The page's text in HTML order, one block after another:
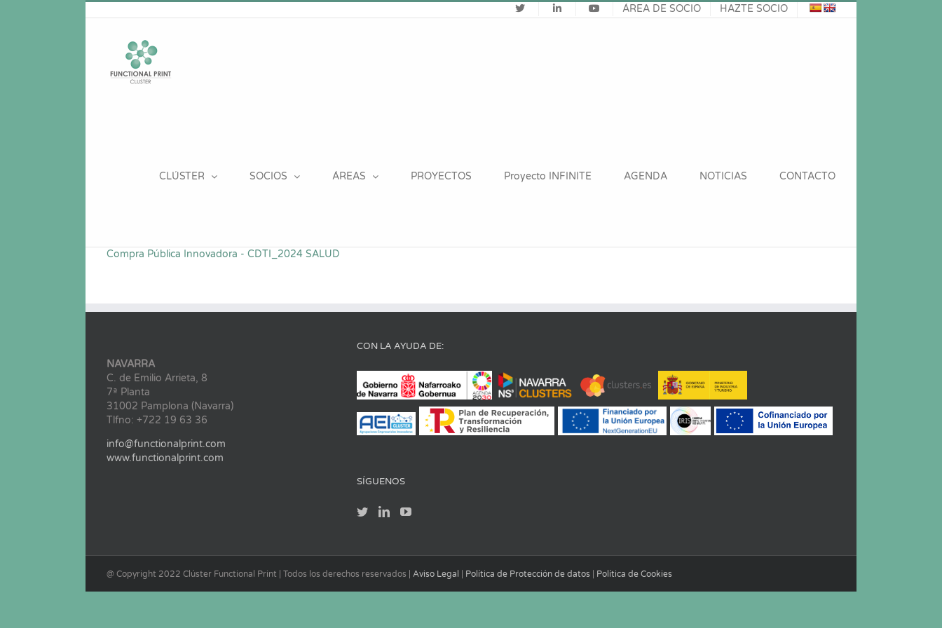
ÁREA DE SOCIO HAZTE SOCIO
CLÚSTER SOCIOS ÁREAS PROYECTOS Proyecto INFINITE AGENDA NOTICIAS CONTACTO
Compra Pública Innovadora - CDTI_2024 SALUD
NAVARRA
C. de Emilio Arrieta, 8
7ª Planta
31002 Pamplona (Navarra)
Tlfno: +722 19 63 36
info@functionalprint.com
www.functionalprint.com
CON LA AYUDA DE:
SÍGUENOS
@ Copyright 2022 Clúster Functional Print | Todos los derechos reservados | Aviso Legal Política de Protección de datos Política de Cookies